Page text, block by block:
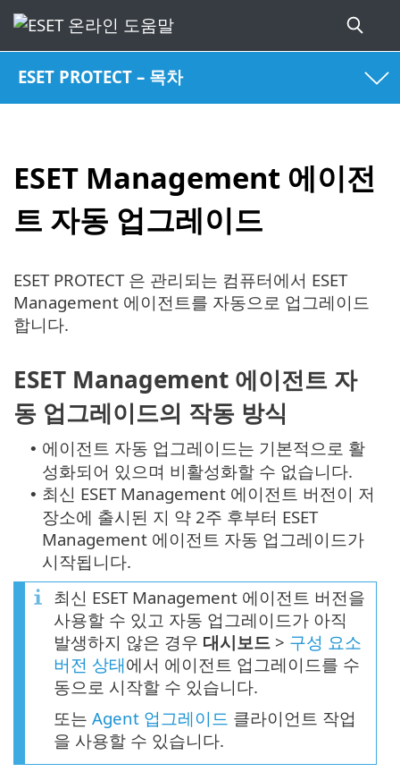
ESET PROTECT – 목차
ESET Management 에이전
트 자동 업그레이드
ESET PROTECT 은 관리되는 컴퓨터에서 ESET
Management 에이전트를 자동으로 업그레이드
합니다.
ESET Management 에이전트 자
동 업그레이드의 작동 방식
• 에이전트 자동 업그레이드는 기본적으로 활
성화되어 있으며 비활성화할 수 없습니다.
• 최신 ESET Management 에이전트 버전이 저
장소에 출시된 지 약 2주 후부터 ESET
Management 에이전트 자동 업그레이드가
시작됩니다.
최신 ESET Management 에이전트 버전을
사용할 수 있고 자동 업그레이드가 아직
발생하지 않은 경우 대시보드 > 구성 요소
버전 상태에서 에이전트 업그레이드를 수
동으로 시작할 수 있습니다.
또는 Agent 업그레이드 클라이언트 작업
을 사용할 수 있습니다.